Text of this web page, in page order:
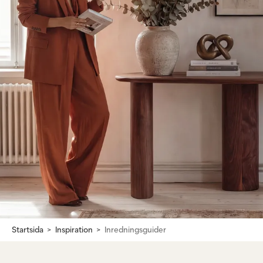
Startsida Inspiration Inredningsguider